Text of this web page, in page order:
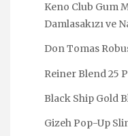
Keno Club Gum
Damlasakızı ve
Don Tomas
Reiner Blend 25
Black Ship Gold
Gizeh Pop-Up